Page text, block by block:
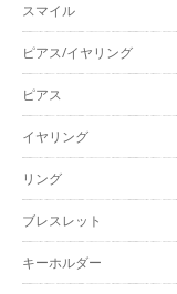
スマイル
ピアス/イヤリング
ピアス
イヤリング
リング
ブレスレット
キーホルダー